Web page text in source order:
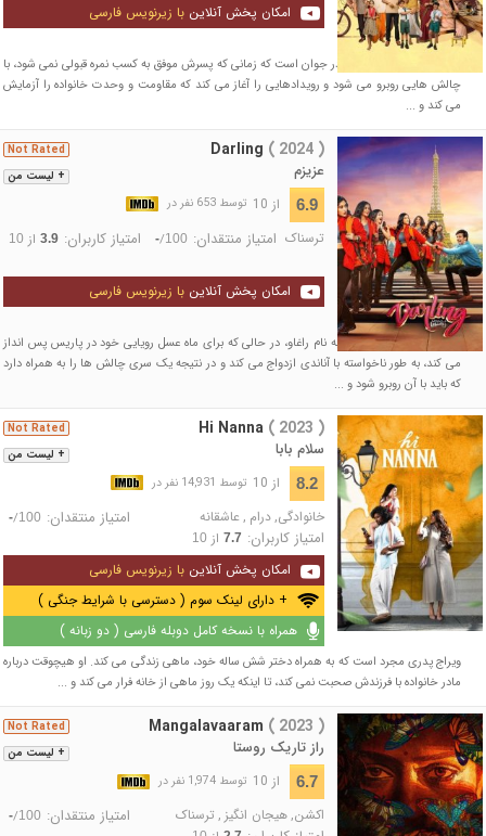
امکان پخش آنلاین با زیرنویس فارسی
داستان حول محور یک مادر جوان است که زمانی که پسرش موفق به کسب نمره قبولی نمی شود، با
چالش هایی روبرو می شود و رویدادهایی را آغاز می کند که مقاومت و وحدت خانواده را آزمایش
می کند و ...
+ لیست من
Not Rated Darling ( 2024 )
عزیزم
6.9 از 10 توسط 653 نفر در
ترسناک امتیاز منتقدان: -/100 امتیاز کاربران: 3.9از 10
امکان پخش آنلاین با زیرنویس فارسی
یک کارمند دفتر توریستی به نام راغاو، در حالی که برای ماه عسل رویایی خود در پاریس پس انداز
می کند، به طور ناخواسته با آناندی ازدواج می کند و در نتیجه یک سری چالش ها را به همراه دارد
که باید با آن روبرو شود و ...
+ لیست من
Not Rated Hi Nanna ( 2023 )
سلام بابا
8.2 از 10 توسط 14,931 نفر در
خانوادگی,درام ,عاشقانه امتیاز منتقدان: -/100
امتیاز کاربران: 7.7از 10
امکان پخش آنلاین با زیرنویس فارسی
+ دارای لینک سوم ( دسترسی با شرایط جنگی )
همراه با نسخه کامل دوبله فارسی ( دو زبانه )
ویراج پدری مجرد است که به همراه دختر شش ساله خود، ماهی زندگی می کند. او هیچوقت درباره
مادر خانواده با فرزندش صحبت نمی کند، تا اینکه یک روز ماهی از خانه فرار می کند و ...
+ لیست من
Not Rated Mangalavaaram ( 2023 )
راز تاریک روستا
6.7 از 10 توسط 1,974 نفر در
اکشن,هیجان انگیز , ترسناک امتیاز منتقدان: -/100